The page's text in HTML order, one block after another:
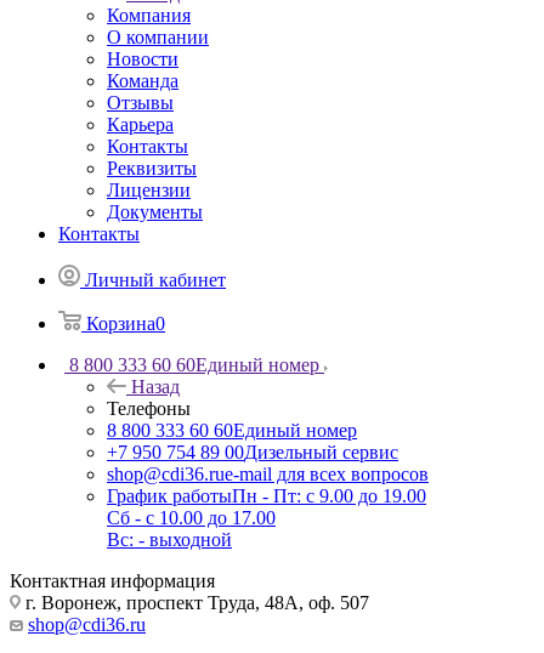
Компания
О компании
Новости
Команда
Отзывы
Карьера
Контакты
Реквизиты
Лицензии
Документы
Контакты
Личный кабинет
Корзина0
8 800 333 60 60Единый номер
Назад
Телефоны
8 800 333 60 60Единый номер
+7 950 754 89 00Дизельный сервис
shop@cdi36.rue-mail для всех вопросов
График работыПн - Пт: с 9.00 до 19.00
Сб - с 10.00 до 17.00
Вс: - выходной
Контактная информация
г. Воронеж, проспект Труда, 48А, оф. 507
shop@cdi36.ru